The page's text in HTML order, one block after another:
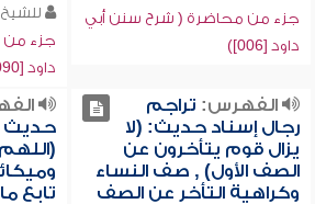
جزء من محاضرة ( شرح سنن أبي
داود [006])
جزء من
داود [090])
الفهرس: تراجم
رجال إسناد حديث: (لا
يزال قوم يتأخرون عن
الصف الأول) , صف النساء
وكراهية التأخر عن الصف
حديث
تابع